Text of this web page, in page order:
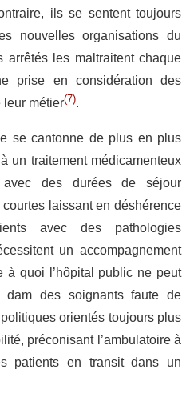
ils se sentent toujours
nouvelles organisations du
arrêtés les maltraitent chaque
prise en considération des
leur métier(7).
se cantonne de plus en plus
un traitement médicamenteux
avec des durées de séjour
laissant en déshérence
avec des pathologies
un accompagnement
à quoi l’hôpital public ne peut
des soignants faute de
orientés toujours plus
préconisant l’ambulatoire à
patients en transit dans un